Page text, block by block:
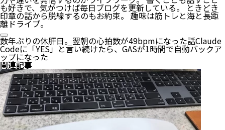
も好きで、気がつけば毎日ブログを更新している。 ときどき
印章の話から脱線するのもお約束。 趣味は筋トレと海と長距
離ドライブ。
数年ぶりの休肝日。翌朝の心拍数が49bpmになった話Claude
Codeに「YES」と言い続けたら、GASが1時間で自動バックア
ップになった
関連記事